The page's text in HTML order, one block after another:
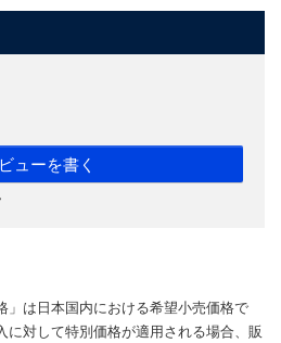
ューを書く
」は日本国内における希望小売価格で
対して特別価格が適用される場合、販